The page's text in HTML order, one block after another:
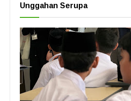
Unggahan Serupa